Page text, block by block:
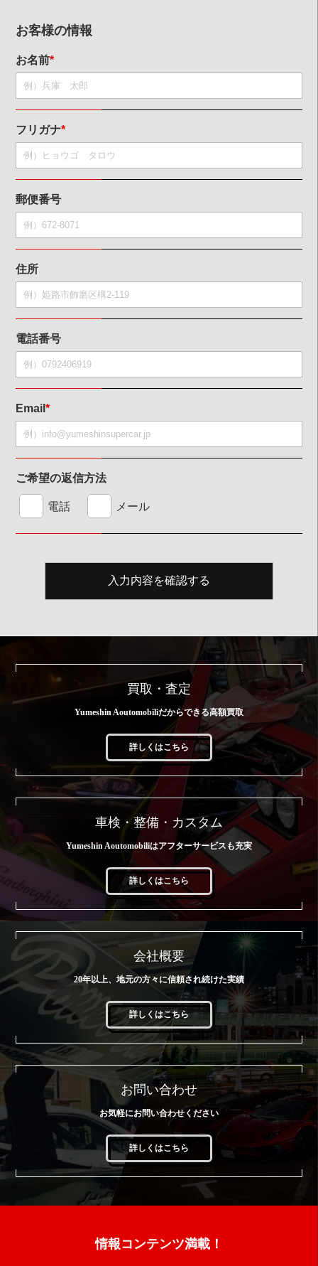
お客様の情報
お名前*
フリガナ*
郵便番号
住所
電話番号
Email*
ご希望の返信方法
電話 メール
買取・査定
Yumeshin Aoutomobiliだからできる高額買取
詳しくはこちら
車検・整備・カスタム
Yumeshin Aoutomobiliはアフターサービスも充実
詳しくはこちら
会社概要
20年以上、地元の方々に信頼され続けた実績
詳しくはこちら
お問い合わせ
お気軽にお問い合わせください
詳しくはこちら
情報コンテンツ満載！